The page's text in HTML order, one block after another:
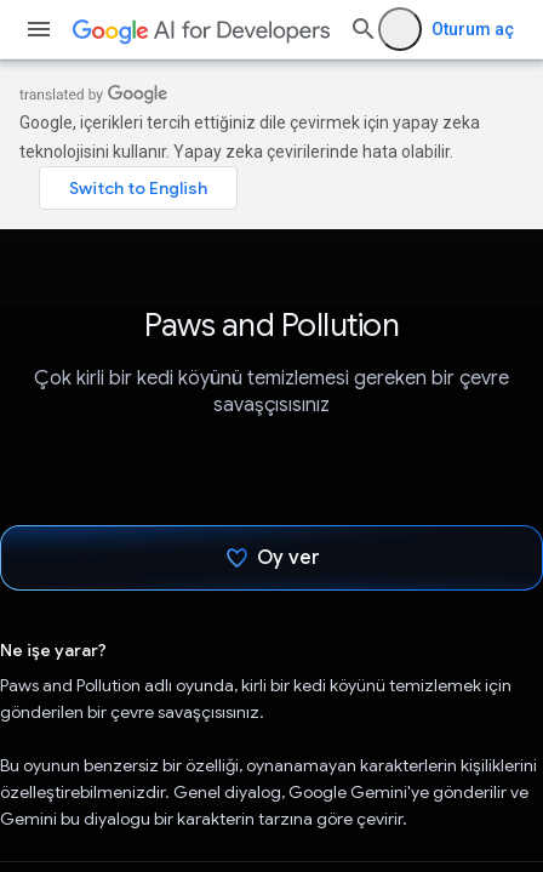
Oturum aç
Google, içerikleri tercih ettiğiniz dile çevirmek için yapay zeka
teknolojisini kullanır. Yapay zeka çevirilerinde hata olabilir.
Paws and Pollution
Çok kirli bir kedi köyünü temizlemesi gereken bir çevre
savaşçısısınız
Oy ver
Ne işe yarar?
Paws and Pollution adlı oyunda, kirli bir kedi köyünü temizlemek için
gönderilen bir çevre savaşçısısınız.
Bu oyunun benzersiz bir özelliği, oynanamayan karakterlerin kişiliklerini
özelleştirebilmenizdir. Genel diyalog, Google Gemini'ye gönderilir ve
Gemini bu diyalogu bir karakterin tarzına göre çevirir.